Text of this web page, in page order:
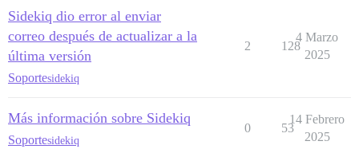
Sidekiq dio error al enviar
correo después de actualizar a la
última versión
Soportesidekiq
2 128
4 Marzo
2025
Más información sobre Sidekiq
Soportesidekiq
0 53
14 Febrero
2025